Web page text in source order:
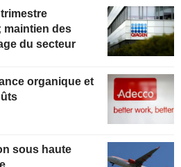
maintien des
du secteur
sous haute